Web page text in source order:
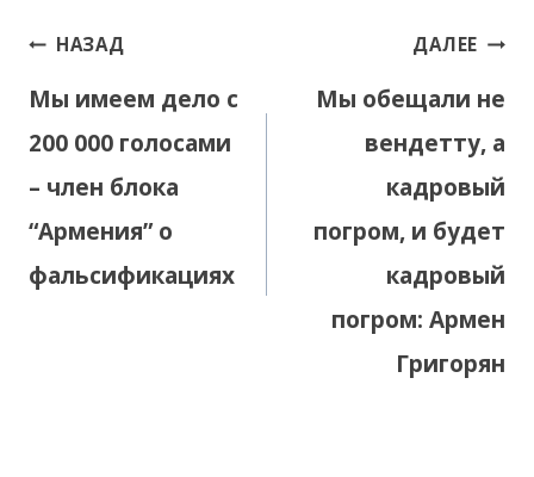
Навигация
записям
НАЗАД
Мы имеем дело с
200 000 голосами
– член блока
“Армения” о
фальсификациях
ДАЛЕЕ
Мы обещали не
вендетту, а
кадровый
погром, и будет
кадровый
погром: Армен
Григорян